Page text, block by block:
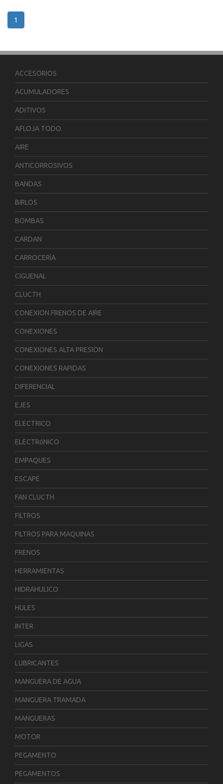
1
ACCESORIOS
ACUMULADORES
ADITIVOS
AFLOJA TODO
AIRE
ANTICORROSIVOS
BANDAS
BIRLOS
BOMBAS
CARDAN
CARROCERíA
CIGUENAL
CLUCTH
CONEXION FRENOS DE AIRE
CONEXIONES
CONEXIONES ALTA PRESION
CONEXIONES RAPIDAS
DIFERENCIAL
EJES
ELECTRICO
ELECTRóNICO
EMPAQUES
ESCAPE
FAN CLUCTH
FILTROS
FILTROS PARA MAQUINAS
FRENOS
HERRAMIENTAS
HIDRAHULICO
HULES
INTER
LIGAS
LUBRICANTES
MANGUERA DE AGUA
MANGUERA TRAMADA
MANGUERAS
MOTOR
PEGAMENTO
PEGAMENTOS